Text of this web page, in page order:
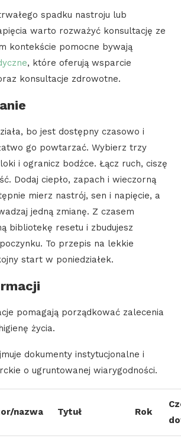
spadku nastroju lub
warto rozważyć konsultację ze
kontekście pomocne bywają
, które oferują wsparcie
konsultacje zdrowotne.
bo jest dostępny czasowo i
go powtarzać. Wybierz trzy
i ogranicz bodźce. Łącz ruch, ciszę
Dodaj ciepło, zapach i wieczorną
mierz nastrój, sen i napięcie, a
jedną zmianę. Z czasem
bibliotekę resetu i zbudujesz
To przepis na lekkie
start w poniedziałek.
pomagają porządkować zalecenia
życia.
dokumenty instytucjonalne i
o ugruntowanej wiarygodności.
nazwa Tytuł Rok